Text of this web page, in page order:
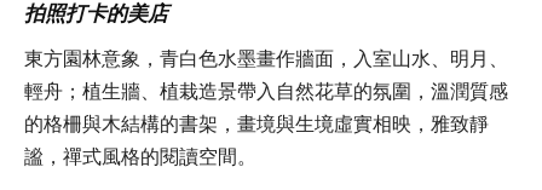
拍照打卡的美店
東方園林意象，青白色水墨畫作牆面，入室山水、明月、
輕舟；植生牆、植栽造景帶入自然花草的氛圍，溫潤質感
的格柵與木結構的書架，畫境與生境虛實相映，雅致靜
謐，禪式風格的閱讀空間。